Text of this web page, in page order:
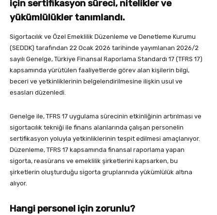
için sertifikasyon süreci, nitelikler ve
yükümlülükler tanımlandı.
Sigortacılık ve Özel Emeklilik Düzenleme ve Denetleme Kurumu
(SEDDK) tarafından 22 Ocak 2026 tarihinde yayımlanan 2026/2
sayılı Genelge, Türkiye Finansal Raporlama Standardı 17 (TFRS 17)
kapsamında yürütülen faaliyetlerde görev alan kişilerin bilgi,
beceri ve yetkinliklerinin belgelendirilmesine ilişkin usul ve
esasları düzenledi.
Genelge ile, TFRS 17 uygulama sürecinin etkinliğinin artırılması ve
sigortacılık tekniği ile finans alanlarında çalışan personelin
sertifikasyon yoluyla yetkinliklerinin tespit edilmesi amaçlanıyor.
Düzenleme, TFRS 17 kapsamında finansal raporlama yapan
sigorta, reasürans ve emeklilik şirketlerini kapsarken, bu
şirketlerin oluşturduğu sigorta gruplarınıda yükümlülük altına
alıyor.
Hangi personel için zorunlu?